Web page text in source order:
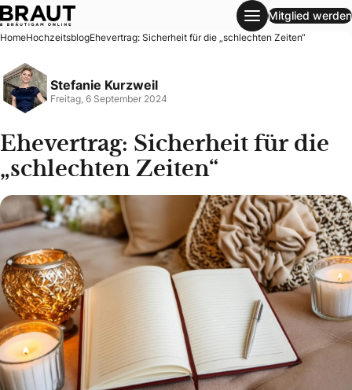
Ehevertrag: Sicherheit für die „schlechten Zeiten“
Mitglied werden
HomeHochzeitsblogEhevertrag: Sicherheit für die „schlechten Zeiten“
Stefanie Kurzweil
Freitag, 6 September 2024
Ehevertrag: Sicherheit für die
„schlechten Zeiten“